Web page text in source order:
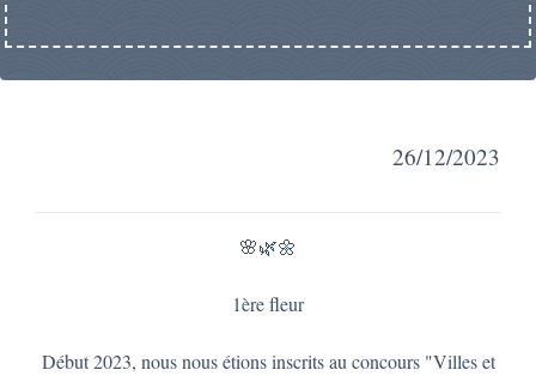
26/12/2023
🌸 🌿 🌼
1ère fleur
Début 2023, nous nous étions inscrits au concours "Villes et